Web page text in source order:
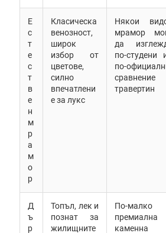
Е
с
т
е
с
т
в
е
н
м
р
а
м
о
р
Класическа
венозност,
широк
избор от
цветове,
силно
впечатлени
е за лукс
Някои
мрамор
да
по-студени
по-
травертин
Д
ъ
р
Топъл, лек и
познат за
жилищните
По-малко
премиална
каменна